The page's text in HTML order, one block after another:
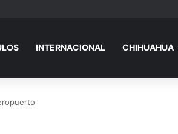
Real
INTERNACIONAL CHIHUAHUA